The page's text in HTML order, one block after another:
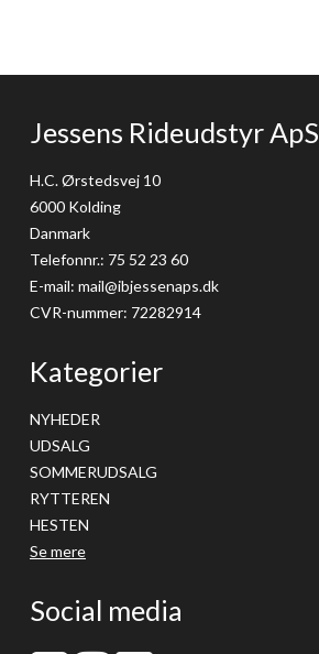
Jessens Rideudstyr ApS
H.C. Ørstedsvej 10
6000 Kolding
Danmark
Telefonnr.: 75 52 23 60
E-mail: mail@ibjessenaps.dk
CVR-nummer: 72282914
Kategorier
NYHEDER
UDSALG
SOMMERUDSALG
RYTTEREN
HESTEN
Se mere
Social media